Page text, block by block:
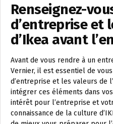
Renseignez-
d’entreprise et
d’Ikea avant
Avant de vous rendre à un
Vernier, il est essentiel de
d’entreprise et les valeurs de
intégrer ces éléments dans
intérêt pour l’entreprise et
connaissance de la culture